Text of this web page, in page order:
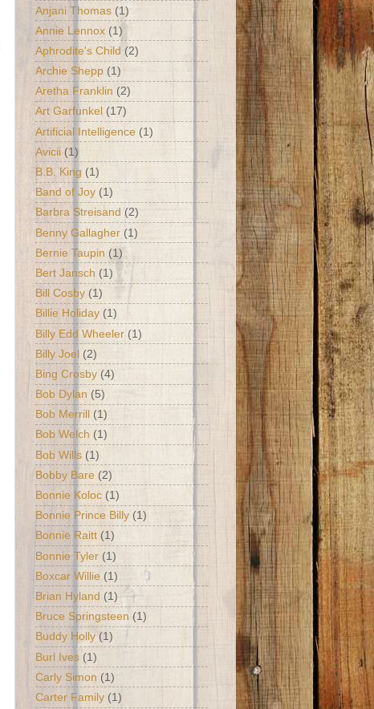
Anjani Thomas (1)
Annie Lennox (1)
Aphrodite's Child (2)
Archie Shepp (1)
Aretha Franklin (2)
Art Garfunkel (17)
Artificial Intelligence (1)
Avicii (1)
B.B. King (1)
Band of Joy (1)
Barbra Streisand (2)
Benny Gallagher (1)
Bernie Taupin (1)
Bert Jansch (1)
Bill Cosby (1)
Billie Holiday (1)
Billy Edd Wheeler (1)
Billy Joel (2)
Bing Crosby (4)
Bob Dylan (5)
Bob Merrill (1)
Bob Welch (1)
Bob Wills (1)
Bobby Bare (2)
Bonnie Koloc (1)
Bonnie Prince Billy (1)
Bonnie Raitt (1)
Bonnie Tyler (1)
Boxcar Willie (1)
Brian Hyland (1)
Bruce Springsteen (1)
Buddy Holly (1)
Burl Ives (1)
Carly Simon (1)
Carter Family (1)